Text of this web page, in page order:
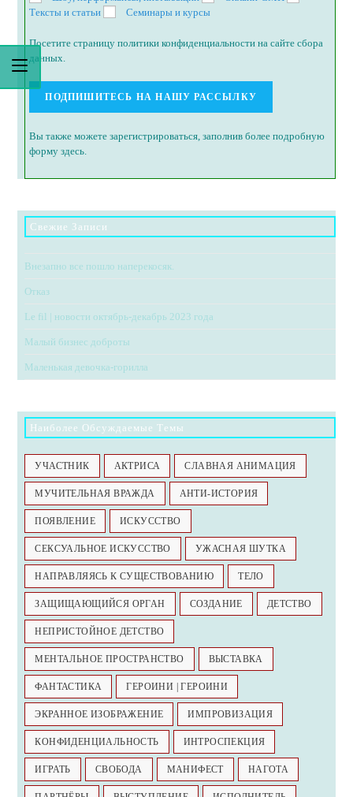
Тексты и статьи
Семинары и курсы
Посетите страницу политики конфиденциальности на сайте сбора
данных.
Вы также можете зарегистрироваться, заполнив более подробную
форму здесь.
Свежие Записи
Внезапно все пошло наперекосяк.
Отказ
Le fil | новости октябрь-декабрь 2023 года
Малый бизнес доброты
Маленькая девочка-горилла
Наиболее Обсуждаемые Темы
УЧАСТНИК АКТРИСА СЛАВНАЯ АНИМАЦИЯ
МУЧИТЕЛЬНАЯ ВРАЖДА АНТИ-ИСТОРИЯ
ПОЯВЛЕНИЕ ИСКУССТВО
СЕКСУАЛЬНОЕ ИСКУССТВО УЖАСНАЯ ШУТКА
НАПРАВЛЯЯСЬ К СУЩЕСТВОВАНИЮ ТЕЛО
ЗАЩИЩАЮЩИЙСЯ ОРГАН СОЗДАНИЕ ДЕТСТВО
НЕПРИСТОЙНОЕ ДЕТСТВО
МЕНТАЛЬНОЕ ПРОСТРАНСТВО ВЫСТАВКА
ФАНТАСТИКА ГЕРОИНИ | ГЕРОИНИ
ЭКРАННОЕ ИЗОБРАЖЕНИЕ ИМПРОВИЗАЦИЯ
КОНФИДЕНЦИАЛЬНОСТЬ ИНТРОСПЕКЦИЯ
ИГРАТЬ СВОБОДА МАНИФЕСТ НАГОТА